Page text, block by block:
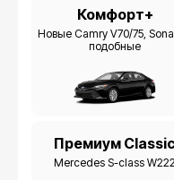
Комфорт+
Новые Camry V70/75,
подобные
Премиум Classic
Mercedes S-class W222